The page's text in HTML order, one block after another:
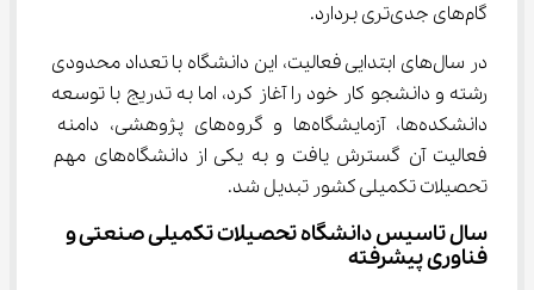
گام‌های جدی‌تری بردارد.
در سال‌های ابتدایی فعالیت، این دانشگاه با تعداد محدودی
رشته و دانشجو کار خود را آغاز کرد، اما به تدریج با توسعه
دانشکده‌ها، آزمایشگاه‌ها و گروه‌های پژوهشی، دامنه
فعالیت آن گسترش یافت و به یکی از دانشگاه‌های مهم
تحصیلات تکمیلی کشور تبدیل شد.
سال تاسیس دانشگاه تحصیلات تکمیلی صنعتی و
فناوری پیشرفته